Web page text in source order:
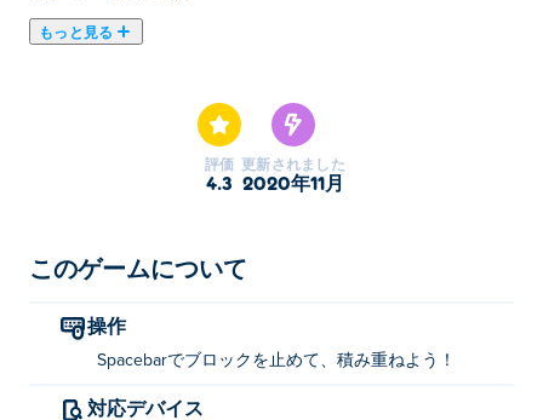
もっと見る
評価
4.3
更新されました
2020年11月
このゲームについて
操作
Spacebarでブロックを止めて、積み重ねよう！
対応デバイス